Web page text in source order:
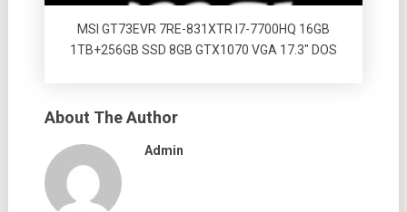
MSI GT73EVR 7RE-831XTR I7-7700HQ 16GB
1TB+256GB SSD 8GB GTX1070 VGA 17.3″ DOS
About The Author
Admin